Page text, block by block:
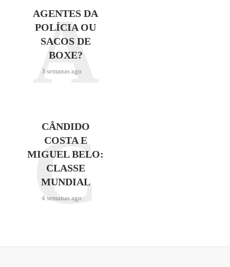
AGENTES DA
POLÍCIA OU
SACOS DE
BOXE?
3 semanas ago
A
CÂNDIDO
COSTA E
MIGUEL BELO:
CLASSE
MUNDIAL
4 semanas ago
C